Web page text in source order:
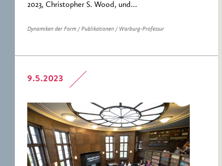
2023, Christopher S. Wood, und…
Dynamiken der Form / Publikationen / Warburg-Professur
9.5.2023